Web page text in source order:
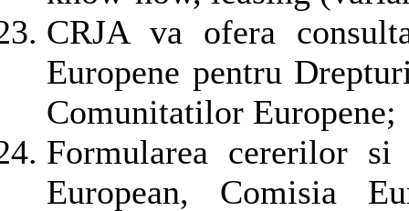
CRJA va ofera
Europene pentru
Comunitatilor Europene;
Formularea cererilor
European, Comisia